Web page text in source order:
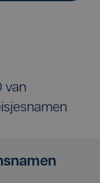
van